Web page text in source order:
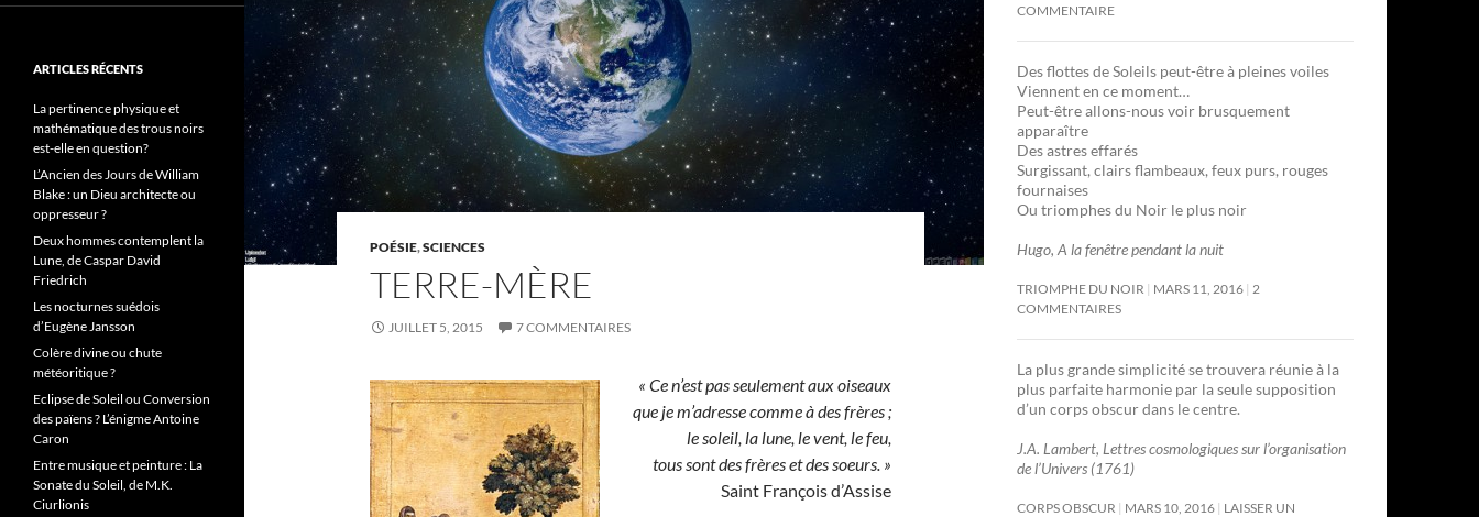
POÉSIE,SCIENCES
TERRE-MÈRE
JUILLET 5, 2015 7 COMMENTAIRES
« Ce n’est pas seulement aux oiseaux
que je m’adresse comme à des frères ;
le soleil, la lune, le vent, le feu,
tous sont des frères et des soeurs. »
Saint François d’Assise
COMMENTAIRE
Des flottes de Soleils peut-être à pleines voiles
Viennent en ce moment…
Peut-être allons-nous voir brusquement
apparaître
Des astres effarés
Surgissant, clairs flambeaux, feux purs, rouges
fournaises
Ou triomphes du Noir le plus noir
Hugo, A la fenêtre pendant la nuit
TRIOMPHE DU NOIR MARS 11, 2016 2
COMMENTAIRES
La plus grande simplicité se trouvera réunie à la
plus parfaite harmonie par la seule supposition
d’un corps obscur dans le centre.
J.A. Lambert, Lettres cosmologiques sur l’organisation
de l’Univers (1761)
CORPS OBSCUR MARS 10, 2016 LAISSER UN
ARTICLES RÉCENTS
La pertinence physique et
mathématique des trous noirs
est-elle en question?
L’Ancien des Jours de William
Blake : un Dieu architecte ou
oppresseur ?
Deux hommes contemplent la
Lune, de Caspar David
Friedrich
Les nocturnes suédois
d’Eugène Jansson
Colère divine ou chute
météoritique ?
Eclipse de Soleil ou Conversion
des païens ? L’énigme Antoine
Caron
Entre musique et peinture : La
Sonate du Soleil, de M.K.
Ciurlionis